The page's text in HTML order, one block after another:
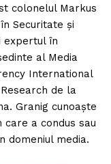
colonelul Markus
Securitate și
expertul în
al Media
International
de la
Granig cunoaște
a condus sau
domeniul media.